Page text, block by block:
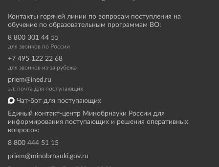
Контакты горячей линии по вопросам поступления на
обучение по образовательным программам ВО:
8 800 301 44 55
для звонков по России
+7 495 122 22 68
для звонков из-за рубежа
priem@ined.ru
эл. почта для поступающих
Чат-бот для поступающих
Единый контакт-центр Минобрнауки России для
информирования поступающих и решения оперативных
вопросов:
8 800 444 51 15
priem@minobrnauki.gov.ru